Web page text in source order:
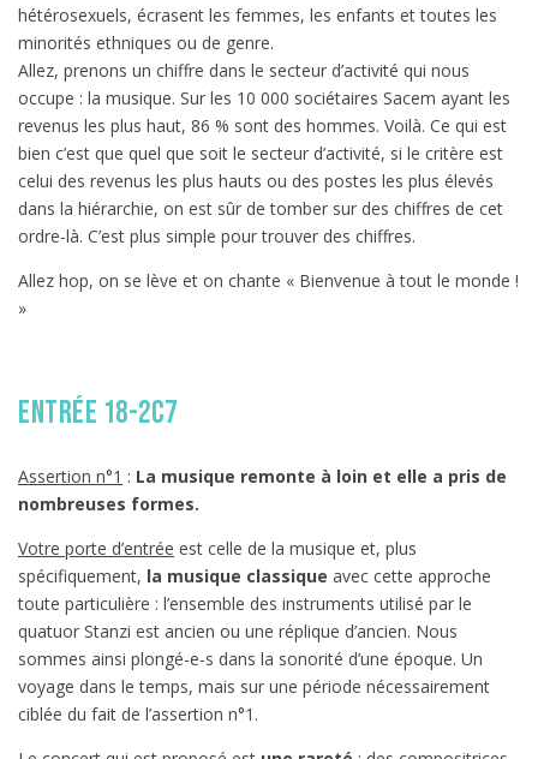
hétérosexuels, écrasent les femmes, les enfants et toutes les
minorités ethniques ou de genre.
Allez, prenons un chiffre dans le secteur d’activité qui nous
occupe : la musique. Sur les 10 000 sociétaires Sacem ayant les
revenus les plus haut, 86 % sont des hommes. Voilà. Ce qui est
bien c’est que quel que soit le secteur d’activité, si le critère est
celui des revenus les plus hauts ou des postes les plus élevés
dans la hiérarchie, on est sûr de tomber sur des chiffres de cet
ordre-là. C’est plus simple pour trouver des chiffres.
Allez hop, on se lève et on chante « Bienvenue à tout le monde !
»
entrée 18-2C7
Assertion n°1 : La musique remonte à loin et elle a pris de
nombreuses formes.
Votre porte d’entrée est celle de la musique et, plus
spécifiquement, la musique classique avec cette approche
toute particulière : l’ensemble des instruments utilisé par le
quatuor Stanzi est ancien ou une réplique d’ancien. Nous
sommes ainsi plongé-e-s dans la sonorité d’une époque. Un
voyage dans le temps, mais sur une période nécessairement
ciblée du fait de l’assertion n°1.